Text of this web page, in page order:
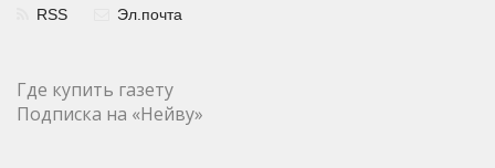
RSS Эл.почта
Где купить газету
Подписка на «Нейву»